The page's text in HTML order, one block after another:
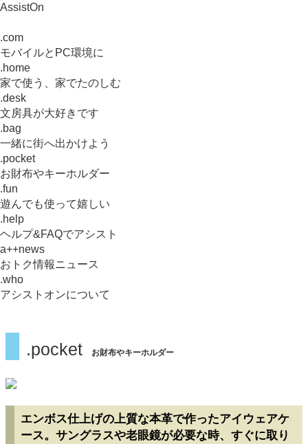
.pocket お財布やキーホルダー
エンボス仕上げの上質な本革で作ったアイウェアケ
ース。サングラスや老眼鏡が必要な時、すぐに取り
AssistOn
.com
モバイルとPC環境に
.home
家で使う、家でたのしむ
.desk
文房具が大好きです
.bag
一緒に街へ出かけよう
.pocket
お財布やキーホルダー
.fun
遊んでも使って嬉しい
.help
ヘルプ&FAQでアシスト
a++news
おトク情報ニュース
.who
アシストオンについて